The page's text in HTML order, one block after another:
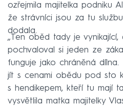
ozřejmila majitelka podniku
že strávníci jsou za tu
dodala.
„Ten oběd tady je vynikající,
pochvaloval si jeden ze
funguje jako chráněná
jít s cenami obědu pod sto
s hendikepem, kteří tu mají
vysvětlila matka majitelky